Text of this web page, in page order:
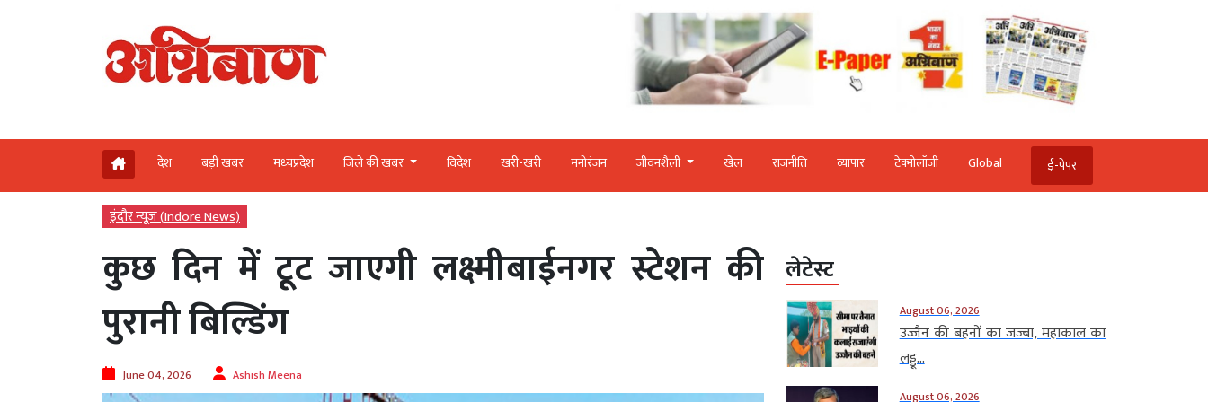
देश बड़ी खबर मध्‍यप्रदेश जिले की खबर विदेश खरी-खरी मनोरंजन जीवनशैली खेल राजनीति व्‍यापार टेक्‍नोलॉजी Global ई-पेपर
इंदौर न्यूज़ (Indore News)
कुछ दिन में टूट जाएगी लक्ष्मीबाईनगर स्टेशन की
पुरानी बिल्डिंग
June 04, 2026 Ashish Meena
लेटेस्ट
August 06, 2026
उज्जैन की बहनों का जज्बा, महाकाल का
लड्डू...
August 06, 2026